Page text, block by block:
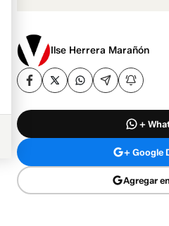
Ilse Herrera Marañón
+
+ Google
Agregar